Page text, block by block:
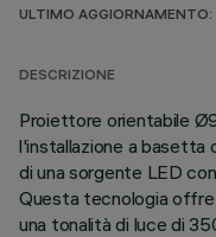
ULTIMO
DESCRIZIONE
Proiettore orientabile
l'installazione a basetta
di una sorgente LED
Questa tecnologia
una tonalità di luce di